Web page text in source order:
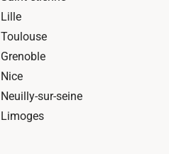
Lille
Toulouse
Grenoble
Nice
Neuilly-sur-seine
Limoges